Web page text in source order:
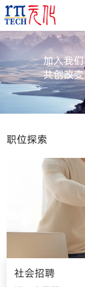
加入我们
共创改变
职位探索
社会招聘